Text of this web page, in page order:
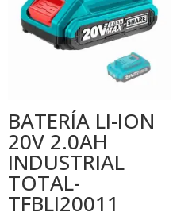
BATERÍA LI-ION
20V 2.0AH
INDUSTRIAL
TOTAL-
TFBLI20011